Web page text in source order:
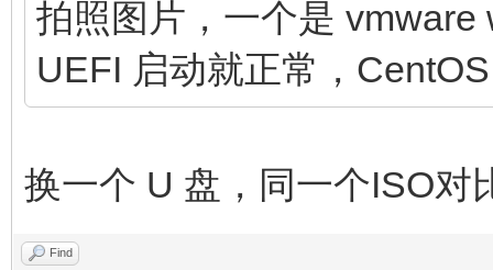
拍照图片，一个是
UEFI 启动就正常，
换一个 U 盘，同一个ISO对
Find